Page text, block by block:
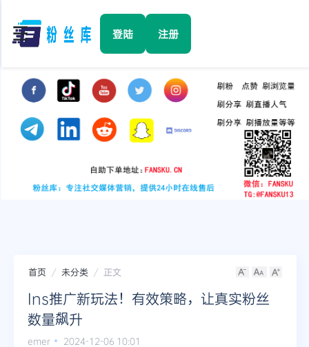
☰ 登陆 注册
Facebook
TikTok
YouTube
Twitter
首页 未分类 正文
Ins推广新玩法！有效策略，让真实粉丝
数量飙升
emer 2024-12-06 10:01